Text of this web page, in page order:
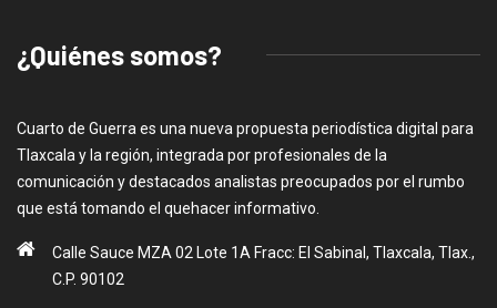
¿Quiénes somos?
Cuarto de Guerra es una nueva propuesta periodística digital para
Tlaxcala y la región, integrada por profesionales de la
comunicación y destacados analistas preocupados por el rumbo
que está tomando el quehacer informativo.
Calle Sauce MZA 02 Lote 1A Fracc: El Sabinal, Tlaxcala, Tlax.,
C.P. 90102